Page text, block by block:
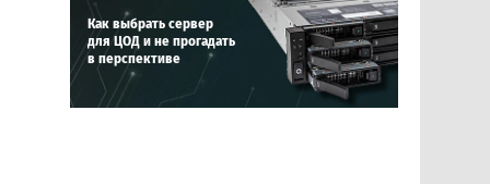
Как выбрать сервер
для ЦОД и не прогадать
в перспективе